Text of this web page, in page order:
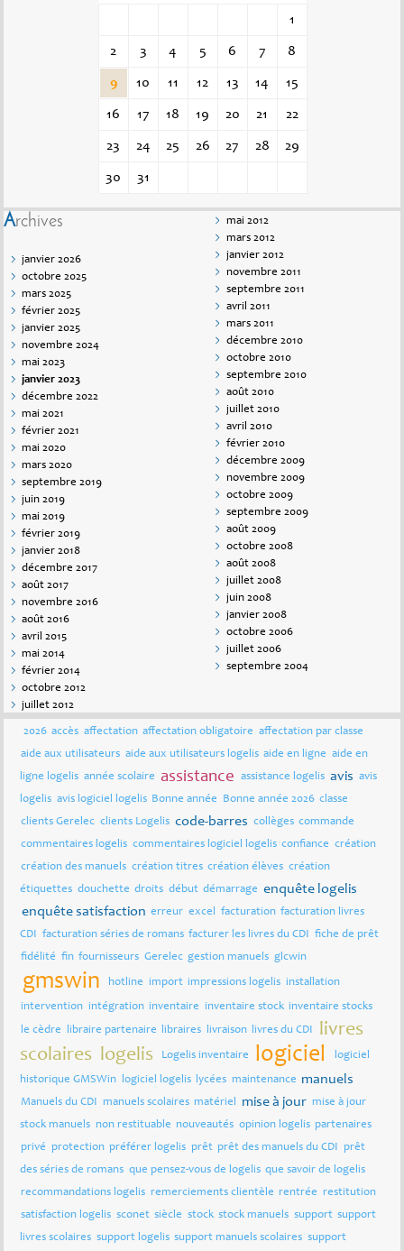
1
2 3 4 5 6 7 8
9 10 11 12 13 14 15
16 17 18 19 20 21 22
23 24 25 26 27 28 29
30 31
Archives
janvier 2026
octobre 2025
mars 2025
février 2025
janvier 2025
novembre 2024
mai 2023
janvier 2023
décembre 2022
mai 2021
février 2021
mai 2020
mars 2020
septembre 2019
juin 2019
mai 2019
février 2019
janvier 2018
décembre 2017
août 2017
novembre 2016
août 2016
avril 2015
mai 2014
février 2014
octobre 2012
juillet 2012
mai 2012
mars 2012
janvier 2012
novembre 2011
septembre 2011
avril 2011
mars 2011
décembre 2010
octobre 2010
septembre 2010
août 2010
juillet 2010
avril 2010
février 2010
décembre 2009
novembre 2009
octobre 2009
septembre 2009
août 2009
octobre 2008
août 2008
juillet 2008
juin 2008
janvier 2008
octobre 2006
juillet 2006
septembre 2004
2026 accès affectation affectation obligatoire affectation par classe
aide aux utilisateurs aide aux utilisateurs logelis aide en ligne aide en
ligne logelis année scolaire assistance assistance logelis avis avis
logelis avis logiciel logelis Bonne année Bonne année 2026 classe
clients Gerelec clients Logelis code-barres collèges commande
commentaires logelis commentaires logiciel logelis confiance création
création des manuels création titres création élèves création
étiquettes douchette droits début démarrage enquête logelis
enquête satisfaction erreur excel facturation facturation livres
CDI facturation séries de romans facturer les livres du CDI fiche de prêt
fidélité fin fournisseurs Gerelec gestion manuels glcwin
gmswin hotline import impressions logelis installation
intervention intégration inventaire inventaire stock inventaire stocks
le cèdre libraire partenaire libraires livraison livres du CDI
livres
scolaires logelis Logelis inventaire logiciel logiciel
historique GMSWin logiciel logelis lycées maintenance manuels
Manuels du CDI manuels scolaires matériel mise à jour mise à jour
stock manuels non restituable nouveautés opinion logelis partenaires
privé protection préférer logelis prêt prêt des manuels du CDI prêt
des séries de romans que pensez-vous de logelis que savoir de logelis
recommandations logelis remerciements clientèle rentrée restitution
satisfaction logelis sconet siècle stock stock manuels support support
livres scolaires support logelis support manuels scolaires support